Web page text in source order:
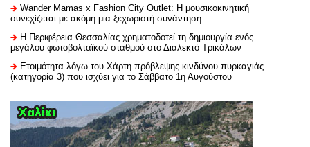
Wander Mamas x Fashion City Outlet: Η μουσικοκινητική
συνεχίζεται με ακόμη μία ξεχωριστή συνάντηση
H Περιφέρεια Θεσσαλίας χρηματοδοτεί τη δημιουργία ενός
μεγάλου φωτοβολταϊκού σταθμού στο Διαλεκτό Τρικάλων
Ετοιμότητα λόγω του Χάρτη πρόβλεψης κινδύνου πυρκαγιάς
(κατηγορία 3) που ισχύει για το Σάββατο 1η Αυγούστου